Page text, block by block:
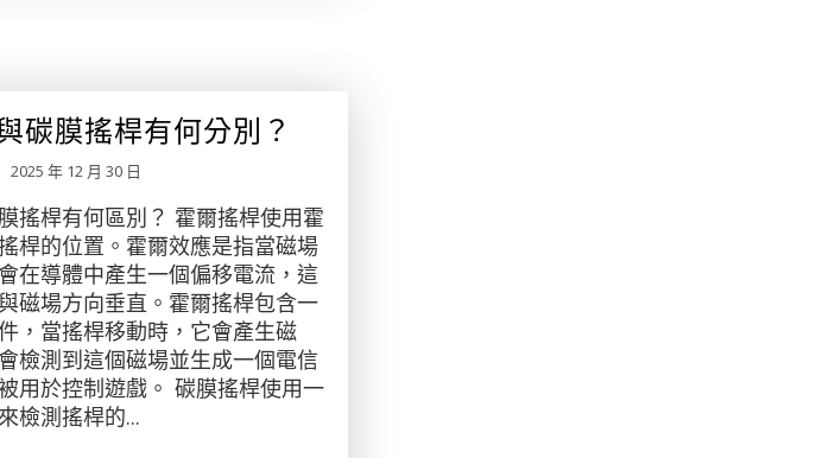
碳膜搖桿有何分別？
2025 年 12 月 30 日
搖桿有何區別？ 霍爾搖桿使用霍
桿的位置。霍爾效應是指當磁場
在導體中產生一個偏移電流，這
磁場方向垂直。霍爾搖桿包含一
，當搖桿移動時，它會產生磁
檢測到這個磁場並生成一個電信
用於控制遊戲。 碳膜搖桿使用一
檢測搖桿的...